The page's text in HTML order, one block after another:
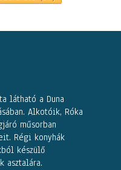
látható a Duna
Alkotóik, Róka
műsorban
Régi konyhák
készülő
asztalára.